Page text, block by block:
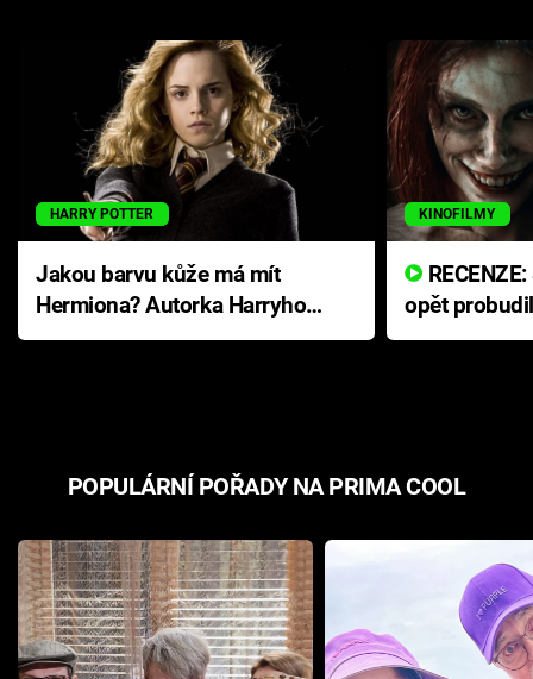
HARRY POTTER
Jakou barvu kůže má mít
Hermiona? Autorka Harryho
Pottera přišla s ráznou
KINOFILMY
opět
přichází s
POPULÁRNÍ POŘADY NA PRIMA COOL